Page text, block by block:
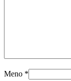
Meno *